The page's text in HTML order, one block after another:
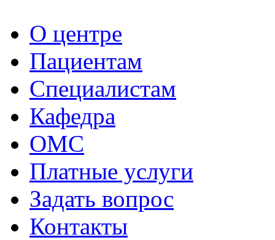
О центре
Пациентам
Специалистам
Кафедра
ОМС
Платные услуги
Задать вопрос
Контакты